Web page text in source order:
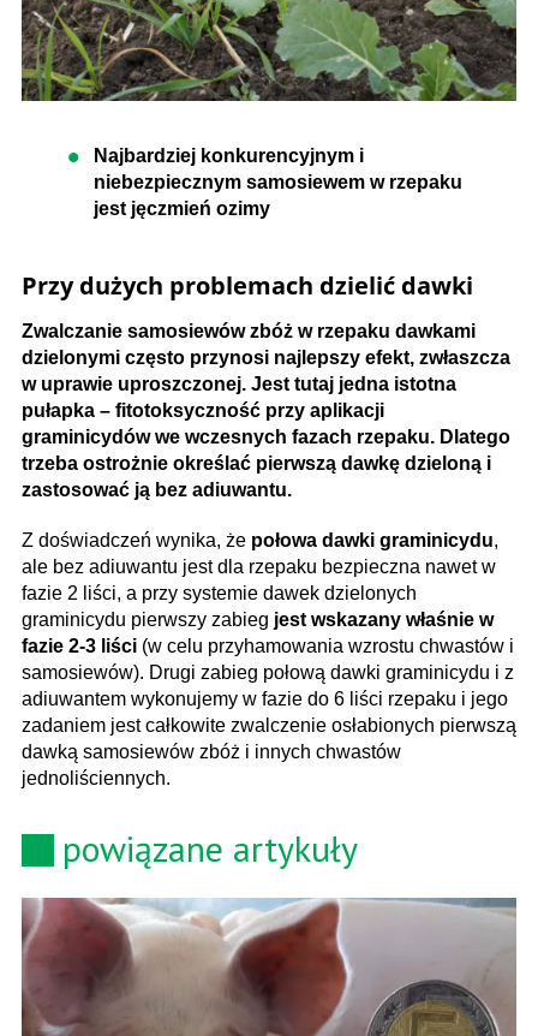
Najbardziej konkurencyjnym i
niebezpiecznym samosiewem w rzepaku
jest jęczmień ozimy
Przy dużych problemach dzielić dawki
Zwalczanie samosiewów zbóż w rzepaku dawkami
dzielonymi często przynosi najlepszy efekt, zwłaszcza
w uprawie uproszczonej. Jest tutaj jedna istotna
pułapka – fitotoksyczność przy aplikacji
graminicydów we wczesnych fazach rzepaku. Dlatego
trzeba ostrożnie określać pierwszą dawkę dzieloną i
zastosować ją bez adiuwantu.
Z doświadczeń wynika, że połowa dawki graminicydu,
ale bez adiuwantu jest dla rzepaku bezpieczna nawet w
fazie 2 liści, a przy systemie dawek dzielonych
graminicydu pierwszy zabieg jest wskazany właśnie w
fazie 2-3 liści (w celu przyhamowania wzrostu chwastów i
samosiewów). Drugi zabieg połową dawki graminicydu i z
adiuwantem wykonujemy w fazie do 6 liści rzepaku i jego
zadaniem jest całkowite zwalczenie osłabionych pierwszą
dawką samosiewów zbóż i innych chwastów
jednoliściennych.
powiązane artykuły